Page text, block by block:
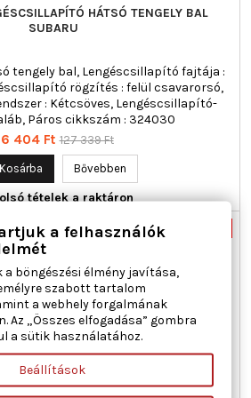
HÁTSÓ TENGELY BAL
SUBARU
tengely bal, Lengéscsillapító fajtája :
rögzítés : felül csavarorsó,
: Kétcsöves, Lengéscsillapító-
Páros cikkszám : 324030
404 Ft Normál
127 339 Ft
Kosárba Bővebben
tételek a raktáron
a felhasználók
böngészési élmény javítása,
szabott tartalom
a webhely forgalmának
Az „Összes elfogadása” gombra
a sütik használatához.
Beállítások